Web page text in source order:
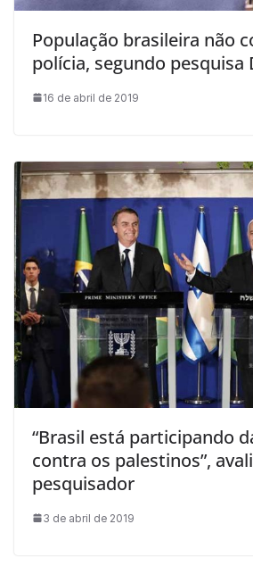
População brasileira não
polícia, segundo pesquisa
16 de abril de 2019
“Brasil está participando
contra os palestinos”,
pesquisador
3 de abril de 2019